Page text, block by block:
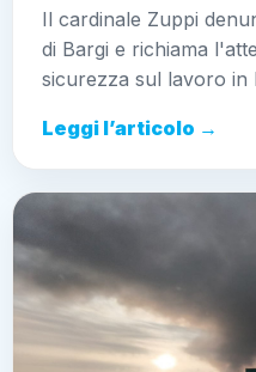
Il cardinale Zuppi
di Bargi e richiama
sicurezza sul lavoro in
Leggi l’articolo →